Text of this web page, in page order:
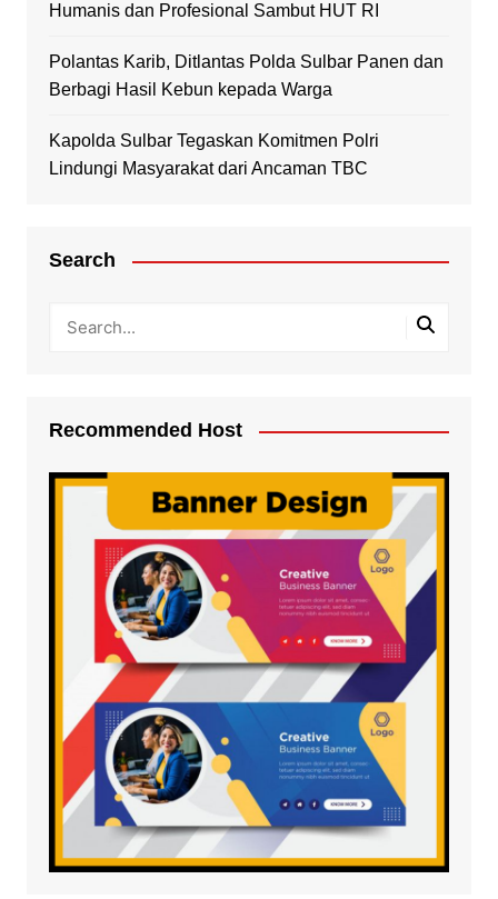
Humanis dan Profesional Sambut HUT RI
Polantas Karib, Ditlantas Polda Sulbar Panen dan
Berbagi Hasil Kebun kepada Warga
Kapolda Sulbar Tegaskan Komitmen Polri
Lindungi Masyarakat dari Ancaman TBC
Search
Recommended Host